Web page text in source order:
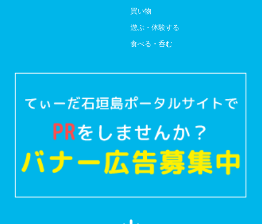
買い物
遊ぶ・体験する
食べる・呑む